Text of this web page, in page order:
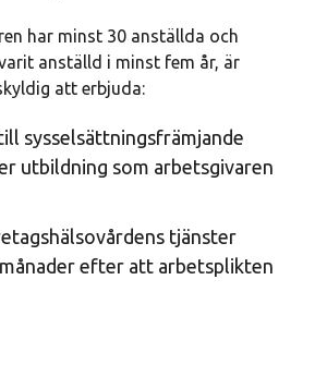
har minst 30 anställda och
anställd i minst fem år, är
att erbjuda:
sysselsättningsfrämjande
utbildning som arbetsgivaren
tjänster
efter att arbetsplikten